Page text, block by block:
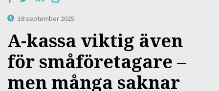
18 september 2025
A-kassa viktig även
för småföretagare –
men många saknar